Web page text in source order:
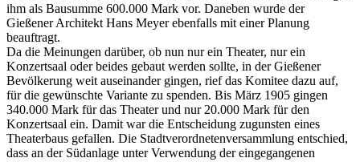
ihm als Bausumme 600.000 Mark vor. Daneben wurde der
Gießener Architekt Hans Meyer ebenfalls mit einer Planung
beauftragt.
Da die Meinungen darüber, ob nun nur ein Theater, nur ein
Konzertsaal oder beides gebaut werden sollte, in der Gießener
Bevölkerung weit auseinander gingen, rief das Komitee dazu auf,
für die gewünschte Variante zu spenden. Bis März 1905 gingen
340.000 Mark für das Theater und nur 20.000 Mark für den
Konzertsaal ein. Damit war die Entscheidung zugunsten eines
Theaterbaus gefallen. Die Stadtverordnetenversammlung entschied,
dass an der Südanlage unter Verwendung der eingegangenen